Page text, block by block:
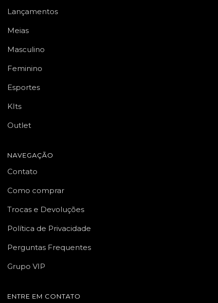
Lançamentos
Meias
Masculino
Feminino
Esportes
KIts
Outlet
NAVEGAÇÃO
Contato
Como comprar
Trocas e Devoluções
Política de Privacidade
Perguntas Frequentes
Grupo VIP
ENTRE EM CONTATO